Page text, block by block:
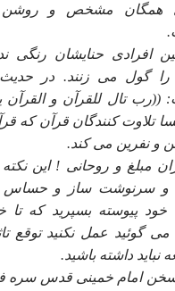
همگان مشخص و
افرادى حنايشان رنگى
را گول مى زنند. در حديث
((رب تال للقرآن و القرآن
تلاوت كنندگان قرآن كه
و نفرين مى كند.
مبلغ و روحانى ! اين نكته
و سرنوشت ساز و حساس
پيوسته بسپريد كه تا
مى گوئيد عمل نكنيد توقع
نبايد داشته باشيد.
امام خمينى قدس سره